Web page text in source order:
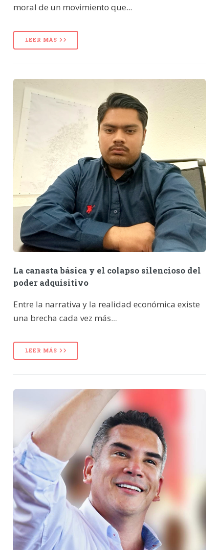
moral de un movimiento que...
LEER MÁS
La canasta básica y el colapso silencioso del
poder adquisitivo
Entre la narrativa y la realidad económica existe
una brecha cada vez más...
LEER MÁS